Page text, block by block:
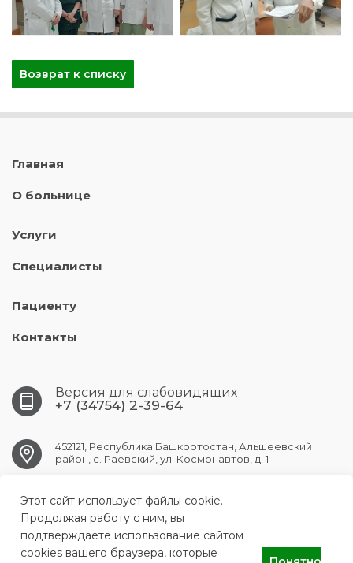
Возврат к списку
Главная
О больнице
Услуги
Специалисты
Пациенту
Контакты
Версия для слабовидящих
+7 (34754) 2-39-64
452121, Республика Башкортостан, Альшеевский
район, с. Раевский, ул. Космонавтов, д. 1
RAEVSK.CRB@doctorrb.ru
Этот сайт использует файлы cookie.
Продолжая работу с ним, вы
подтверждаете использование сайтом
cookies вашего браузера, которые